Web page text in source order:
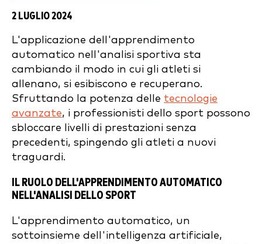
2 LUGLIO 2024
L'applicazione dell'apprendimento
automatico nell'analisi sportiva sta
cambiando il modo in cui gli atleti si
allenano, si esibiscono e recuperano.
Sfruttando la potenza delle tecnologie
avanzate, i professionisti dello sport possono
sbloccare livelli di prestazioni senza
precedenti, spingendo gli atleti a nuovi
traguardi.
IL RUOLO DELL'APPRENDIMENTO AUTOMATICO
NELL'ANALISI DELLO SPORT
L'apprendimento automatico, un
sottoinsieme dell'intelligenza artificiale,